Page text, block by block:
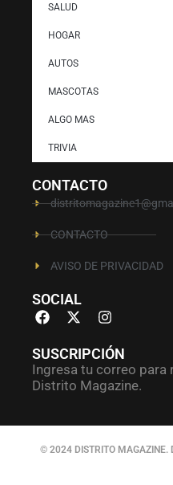
SALUD
HOGAR
AUTOS
MASCOTAS
ALGO MAS
TRIVIA
CONTACTO
CONTACTO
AVISO DE PRIVACIDAD
SOCIAL
SUSCRIPCIÓN
Ingresa tu correo para
Distrito Magazine.
© 2024 DISTRITO MAGAZINE.